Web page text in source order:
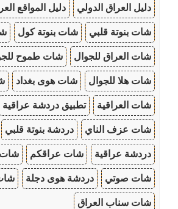
دليل العراق الدولي دليل المواقع
شات بنوتة قلبي شات بنوتة كول
شات العراق للجوال شات طموح
شات هلا للجوال شات هوى بغداد
شات العراقية تطبيق دردشة عراقية
شات عزف الناي دردشة بنوتة قلبي
دردشة عراقية شات عراقكم شات
شات صوتي دردشة هوى دجلة
شات سناب العراق